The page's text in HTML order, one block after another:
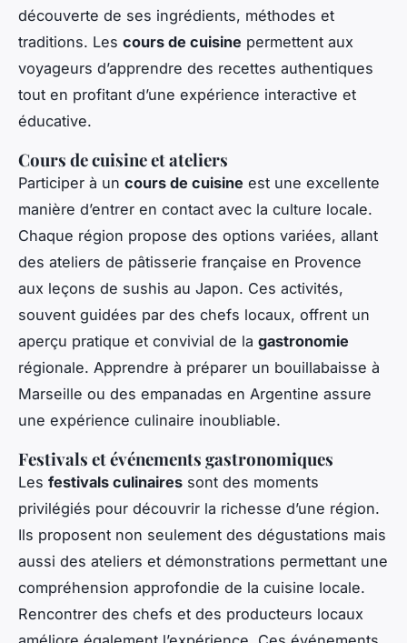
découverte de ses ingrédients, méthodes et
traditions. Les cours de cuisine permettent aux
voyageurs d’apprendre des recettes authentiques
tout en profitant d’une expérience interactive et
éducative.
Cours de cuisine et ateliers
Participer à un cours de cuisine est une excellente
manière d’entrer en contact avec la culture locale.
Chaque région propose des options variées, allant
des ateliers de pâtisserie française en Provence
aux leçons de sushis au Japon. Ces activités,
souvent guidées par des chefs locaux, offrent un
aperçu pratique et convivial de la gastronomie
régionale. Apprendre à préparer un bouillabaisse à
Marseille ou des empanadas en Argentine assure
une expérience culinaire inoubliable.
Festivals et événements gastronomiques
Les festivals culinaires sont des moments
privilégiés pour découvrir la richesse d’une région.
Ils proposent non seulement des dégustations mais
aussi des ateliers et démonstrations permettant une
compréhension approfondie de la cuisine locale.
Rencontrer des chefs et des producteurs locaux